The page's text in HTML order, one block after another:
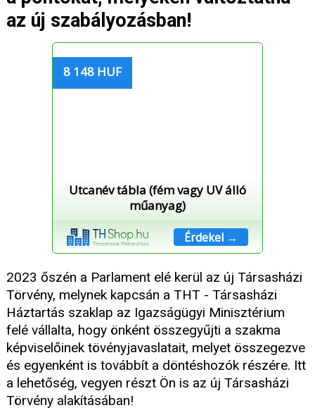
az új szabályozásban!
8 148 HUF
Utcanév tábla (fém vagy UV álló
műanyag)
Érdekel →
2023 őszén a Parlament elé kerül az új Társasházi
Törvény, melynek kapcsán a THT - Társasházi
Háztartás szaklap az Igazságügyi Minisztérium
felé vállalta, hogy önként összegyűjti a szakma
képviselőinek tövényjavaslatait, melyet összegezve
és egyenként is továbbít a döntéshozók részére. Itt
a lehetőség, vegyen részt Ön is az új Társasházi
Törvény alakításában!